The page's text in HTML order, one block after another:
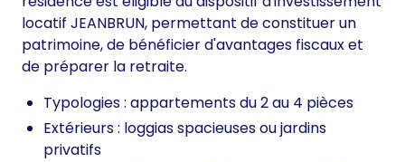
locatif JEANBRUN, permettant de constituer un
patrimoine, de bénéficier d'avantages fiscaux et
de préparer la retraite.
Typologies : appartements du 2 au 4 pièces
Extérieurs : loggias spacieuses ou jardins
privatifs